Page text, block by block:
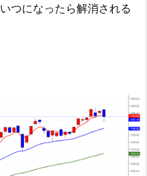
つになったら解消される